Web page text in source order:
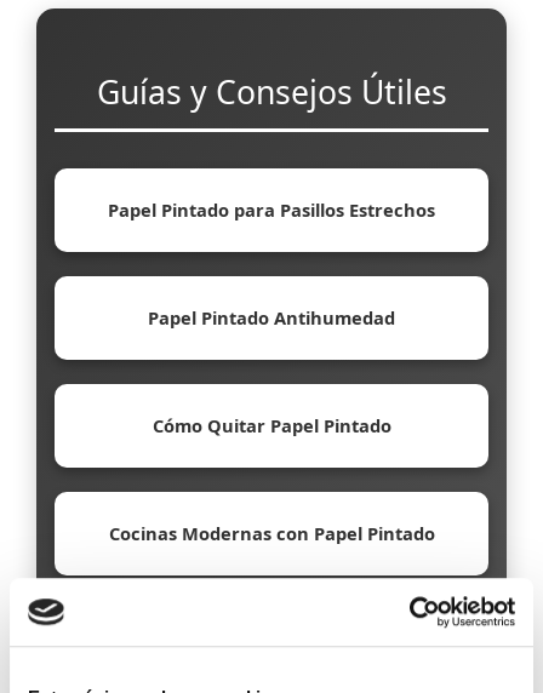
Guías y Consejos Útiles
Papel Pintado para Pasillos Estrechos
Papel Pintado Antihumedad
Cómo Quitar Papel Pintado
Cocinas Modernas con Papel Pintado
Papel Pintado Ecológico